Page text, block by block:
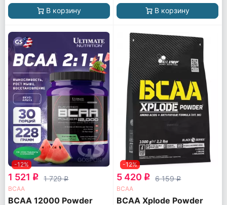
В корзину В корзину
-12%
1 521 q 1 729q
ВСАА
BCAA 12000 Powder
-12%
5 420 q 6 159q
ВСАА
BCAA Xplode Powder